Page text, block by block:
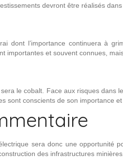
devront être réalisés
dont l’importance continuera à
importantes et souvent connues,
le cobalt. Face aux risques dans
sont conscients de son importance
sera donc une opportunité
des infrastructures